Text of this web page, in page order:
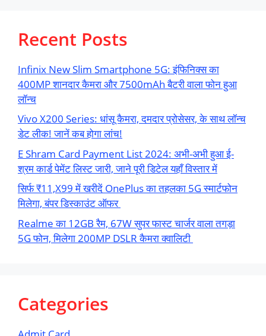
Recent Posts
Infinix New Slim Smartphone 5G: इंफिनिक्स का
400MP शानदार कैमरा और 7500mAh बैटरी वाला फोन हुआ
लॉन्च
Vivo X200 Series: धांसू कैमरा, दमदार प्रोसेसर, के साथ लॉन्च
डेट लीक! जानें कब होगा लांच!
E Shram Card Payment List 2024: अभी-अभी हुआ ई-
श्रम कार्ड पेमेंट लिस्ट जारी, जाने पूरी डिटेल यहाँ विस्तार में
सिर्फ ₹11,X99 में खरीदें OnePlus का तहलका 5G स्मार्टफोन
मिलेगा, बंपर डिस्काउंट ऑफर
Realme का 12GB रैम, 67W सुपर फास्ट चार्जर वाला तगड़ा
5G फोन, मिलेगा 200MP DSLR कैमरा क्वालिटी
Categories